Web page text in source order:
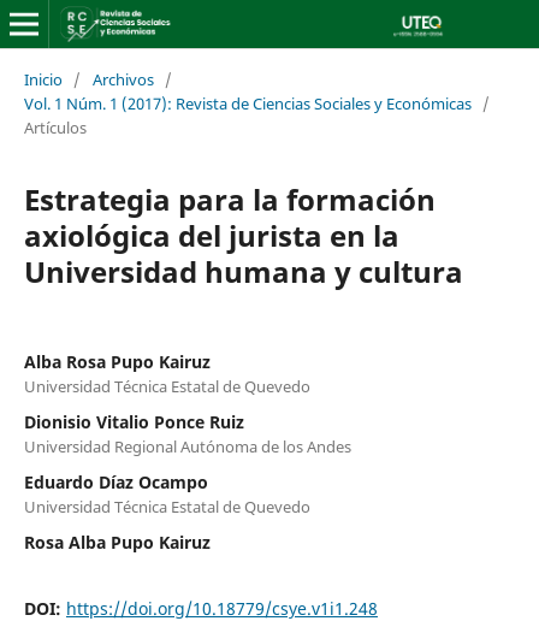
Inicio / Archivos /
Vol. 1 Núm. 1 (2017): Revista de Ciencias Sociales y Económicas /
Artículos
Estrategia para la formación
axiológica del jurista en la
Universidad humana y cultura
Alba Rosa Pupo Kairuz
Universidad Técnica Estatal de Quevedo
Dionisio Vitalio Ponce Ruiz
Universidad Regional Autónoma de los Andes
Eduardo Díaz Ocampo
Universidad Técnica Estatal de Quevedo
Rosa Alba Pupo Kairuz
DOI: https://doi.org/10.18779/csye.v1i1.248